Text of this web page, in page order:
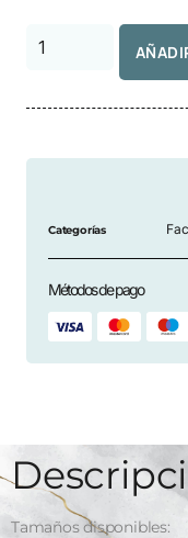
Categorías
Métodos de pago
Tamaños disponibles: